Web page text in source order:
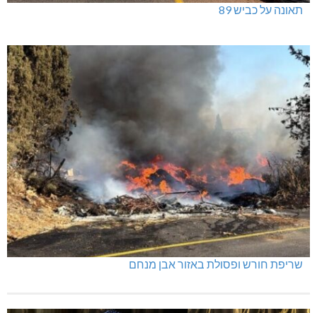
תאונה על כביש 89
שריפת חורש ופסולת באזור אבן מנחם